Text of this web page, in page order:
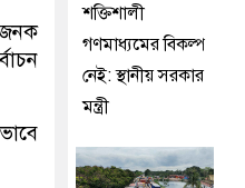
শক্তিশালী
গণমাধ্যমের বিকল্প
নেই: স্থানীয় সরকার
মন্ত্রী